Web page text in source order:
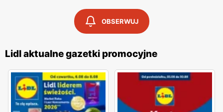
oszczędności na zakupach. Jednym z kluczowych
elementów strategii marketingowej Lidl jest
, która ukazuje się regularnie.
promocyjna Lidl
prezentuje najnowsze promocje,
specjalne oferty oraz sezonowe wyprzedaże, dzięki czemu
klienci mogą planować swoje zakupy i korzystać z
wyjątkowych okazji cenowych.
Aktualna gazetka Lidl
dostępna jest zarówno w formie papierowej w sklepach,
OBSERWUJ
Lidl aktualne gazetki promocyjne